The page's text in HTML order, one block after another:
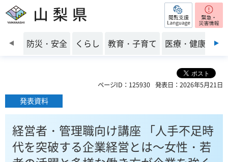
山梨県 閲覧支援
前のスライドを表示
防災・安全 くらし 教育・子育て 医療・健康・福
ページID：125930 発表日：2026年5月21日
発表資料
経営者・管理職向け講座 「人手不足時
代を突破する企業経営とは～女性・若